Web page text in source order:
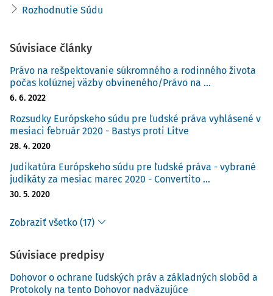
Rozhodnutie Súdu
Súvisiace články
Právo na rešpektovanie súkromného a rodinného života
počas kolúznej väzby obvineného/Právo na ...
6. 6. 2022
Rozsudky Európskeho súdu pre ľudské práva vyhlásené v
mesiaci február 2020 - Bastys proti Litve
28. 4. 2020
Judikatúra Európskeho súdu pre ľudské práva - vybrané
judikáty za mesiac marec 2020 - Convertito ...
30. 5. 2020
Zobraziť všetko (17)
Súvisiace predpisy
Dohovor o ochrane ľudských práv a základných slobôd a
Protokoly na tento Dohovor nadväzujúce